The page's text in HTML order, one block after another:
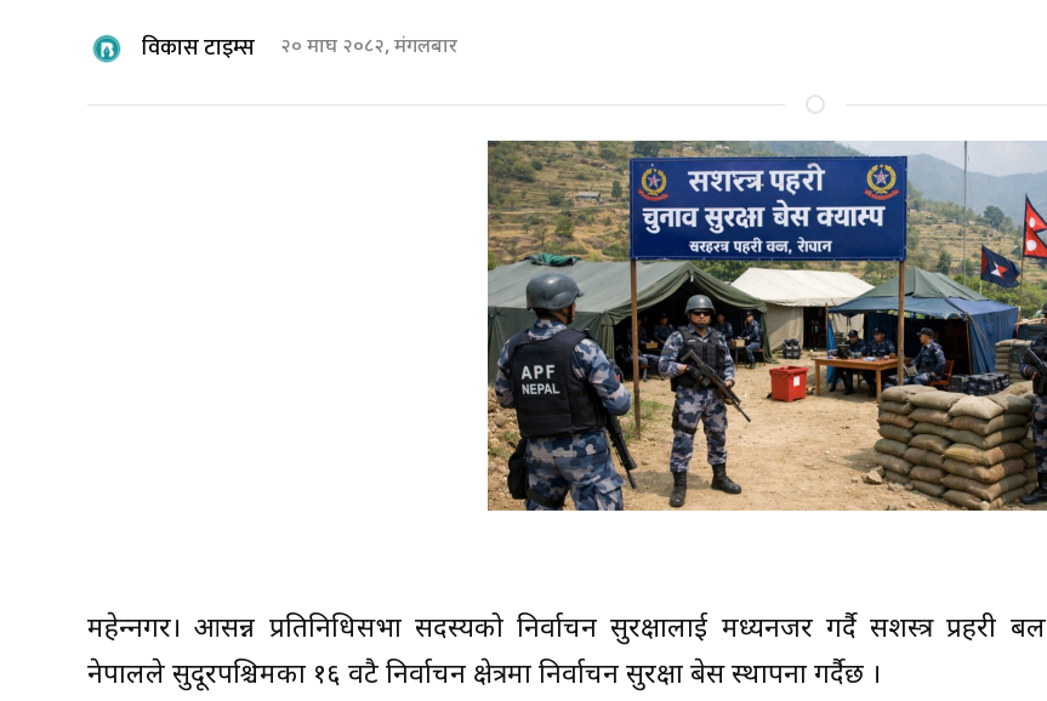
विकास टाइम्स २० माघ २०८२, मंगलबार
महेन्द्रनगर। आसन्न प्रतिनिधिसभा सदस्यको निर्वाचन सुरक्षालाई मध्यनजर गर्दै सशस्त्र प्रहरी बल
नेपालले सुदूरपश्चिमका १६ वटै निर्वाचन क्षेत्रमा निर्वाचन सुरक्षा बेस स्थापना गर्दैछ ।